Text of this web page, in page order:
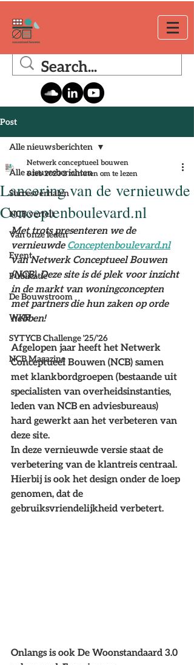
Post
Alle nieuwsberichten
Succesverhalen
NCB vertelt
Van onze leden
Event
Publicatie
De Bouwstroom
WKB
SYTYCB Challenge '25/'26
NCB Magazine
Alle nieuwsberichten
Lancering van de vernieuwde
Conceptenboulevard.nl
Netwerk conceptueel bouwen
6 feb 2023 2 minuten om te lezen
Met trots presenteren we de
vernieuwde Conceptenboulevard.nl
van Netwerk Conceptueel Bouwen
(NCB). Deze site is dé plek voor inzicht
in de markt van woningconcepten
met partners die hun zaken op orde
hebben!
Afgelopen jaar heeft het Netwerk
Conceptueel Bouwen (NCB) samen
met klankbordgroepen (bestaande uit
specialisten van overheidsinstanties,
leden van NCB en adviesbureaus)
hard gewerkt aan het verbeteren van
deze site.
In deze vernieuwde versie staat de
verbetering van de klantreis centraal.
Hierbij is ook het design onder de loep
genomen, dat de
gebruiksvriendelijkheid verbetert.
Onlangs is ook De Woonstandaard 3.0